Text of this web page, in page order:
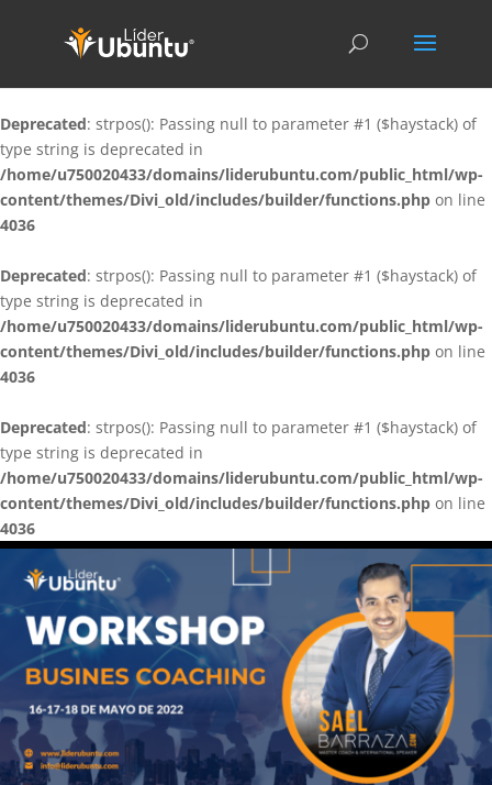
Deprecated: strpos(): Passing null to parameter #1 ($haystack) of
type string is deprecated in
/home/u750020433/domains/liderubuntu.com/public_html/wp-
content/themes/Divi_old/includes/builder/functions.php on line
4036
Deprecated: strpos(): Passing null to parameter #1 ($haystack) of
type string is deprecated in
/home/u750020433/domains/liderubuntu.com/public_html/wp-
content/themes/Divi_old/includes/builder/functions.php on line
4036
Deprecated: strpos(): Passing null to parameter #1 ($haystack) of
type string is deprecated in
/home/u750020433/domains/liderubuntu.com/public_html/wp-
content/themes/Divi_old/includes/builder/functions.php on line
4036